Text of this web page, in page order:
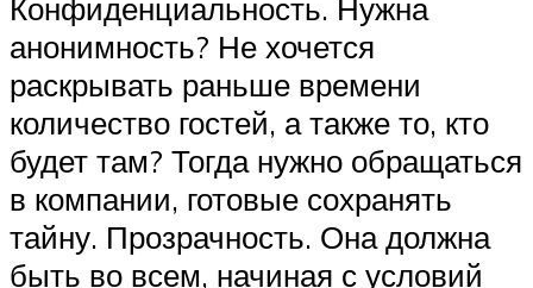
Конфиденциальность. Нужна
анонимность? Не хочется
раскрывать раньше времени
количество гостей, а также то, кто
будет там? Тогда нужно обращаться
в компании, готовые сохранять
тайну. Прозрачность. Она должна
быть во всем, начиная с условий